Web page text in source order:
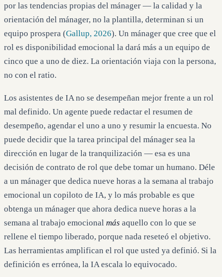
por las tendencias propias del mánager — la calidad y la
orientación del mánager, no la plantilla, determinan si un
equipo prospera (Gallup, 2026). Un mánager que cree que el
rol es disponibilidad emocional la dará más a un equipo de
cinco que a uno de diez. La orientación viaja con la persona,
no con el ratio.
Los asistentes de IA no se desempeñan mejor frente a un rol
mal definido. Un agente puede redactar el resumen de
desempeño, agendar el uno a uno y resumir la encuesta. No
puede decidir que la tarea principal del mánager sea la
dirección en lugar de la tranquilización — esa es una
decisión de contrato de rol que debe tomar un humano. Déle
a un mánager que dedica nueve horas a la semana al trabajo
emocional un copiloto de IA, y lo más probable es que
obtenga un mánager que ahora dedica nueve horas a la
semana al trabajo emocional más aquello con lo que se
rellene el tiempo liberado, porque nada reseteó el objetivo.
Las herramientas amplifican el rol que usted ya definió. Si la
definición es errónea, la IA escala lo equivocado.